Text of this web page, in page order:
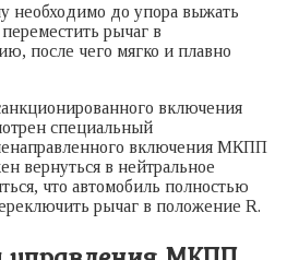
необходимо до упора выжать
рычаг в
после чего мягко и плавно
включения
специальный
включения МКПП
вернуться в нейтральное
что автомобиль полностью
рычаг в положение R.